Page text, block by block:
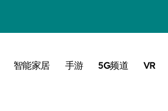
智能家居 手游 5G频道 VR